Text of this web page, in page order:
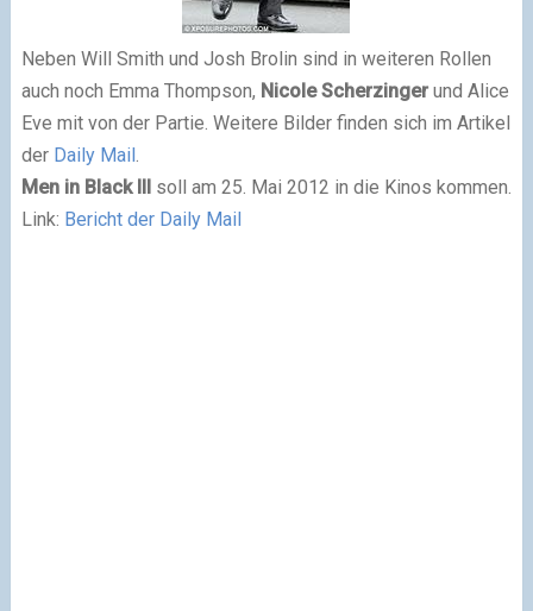
Neben Will Smith und Josh Brolin sind in weiteren Rollen
auch noch Emma Thompson, Nicole Scherzingerund Alice
Eve mit von der Partie. Weitere Bilder finden sich im Artikel
der Daily Mail.
Men in Black IIIsoll am 25. Mai 2012 in die Kinos kommen.
Link: Bericht der Daily Mail